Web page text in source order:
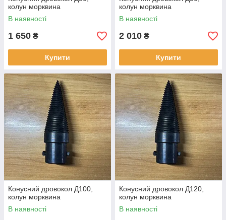
колун морквина
В наявності
1 650 ₴
Купити
колун морквина
В наявності
2 010 ₴
Купити
Конусний дровокол Д100,
колун морквина
В наявності
Конусний дровокол Д120,
колун морквина
В наявності